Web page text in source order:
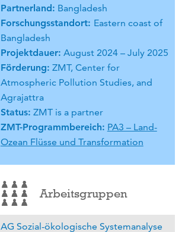
Partnerland: Bangladesh
Forschungsstandort: Eastern coast of
Bangladesh
Projektdauer: August 2024 – July 2025
Förderung: ZMT, Center for
Atmospheric Pollution Studies, and
Agrajattra
Status: ZMT is a partner
ZMT-Programmbereich: PA3 – Land-
Ozean Flüsse und Transformation
Arbeitsgruppen
AG Sozial-ökologische Systemanalyse